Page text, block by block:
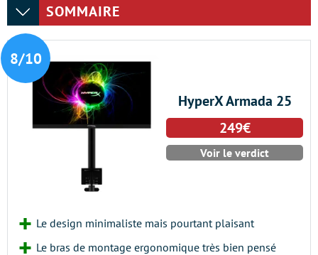
SOMMAIRE
8/10
HyperX Armada 25
249€
Voir le verdict
Le design minimaliste mais pourtant plaisant
Le bras de montage ergonomique très bien pensé